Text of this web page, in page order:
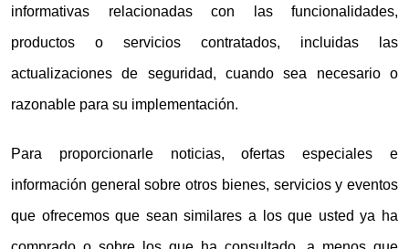
informativas relacionadas con las funcionalidades,
productos o servicios contratados, incluidas las
actualizaciones de seguridad, cuando sea necesario o
razonable para su implementación.
Para proporcionarle noticias, ofertas especiales e
información general sobre otros bienes, servicios y eventos
que ofrecemos que sean similares a los que usted ya ha